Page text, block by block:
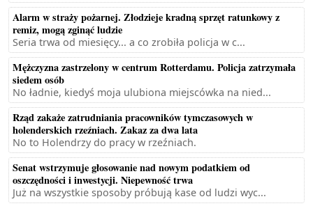
Alarm w straży pożarnej. Złodzieje kradną sprzęt ratunkowy z
remiz, mogą zginąć ludzie
Seria trwa od miesięcy... a co zrobiła policja w c...
Mężczyzna zastrzelony w centrum Rotterdamu. Policja zatrzymała
siedem osób
No ładnie, kiedyś moja ulubiona miejscówka na nied...
Rząd zakaże zatrudniania pracowników tymczasowych w
holenderskich rzeźniach. Zakaz za dwa lata
No to Holendrzy do pracy w rzeźniach.
Senat wstrzymuje głosowanie nad nowym podatkiem od
oszczędności i inwestycji. Niepewność trwa
Już na wszystkie sposoby próbują kase od ludzi wyc...